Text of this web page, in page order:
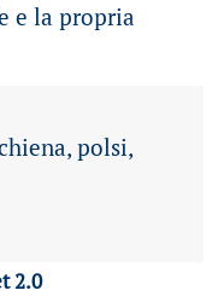
e la propria
polsi,